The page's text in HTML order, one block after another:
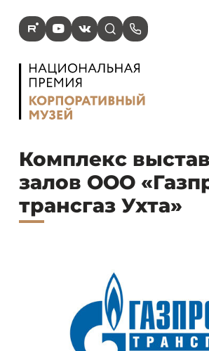
R Y V s p
Комплекс
залов ООО
трансгаз Ухта»